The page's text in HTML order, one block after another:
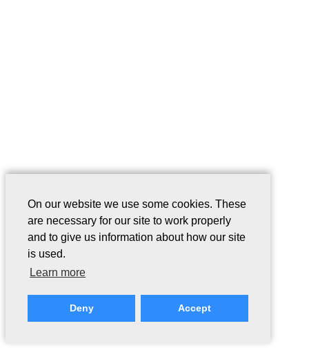
On our website we use some cookies. These
are necessary for our site to work properly
and to give us information about how our site
is used.
Learn more
Deny Accept